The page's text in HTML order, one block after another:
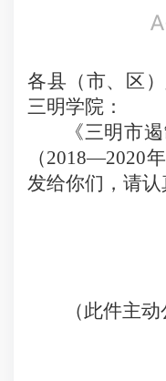
各县（市、区
三明学院：
《三明市
（2018—2020
发给你们，请认
（此件主动